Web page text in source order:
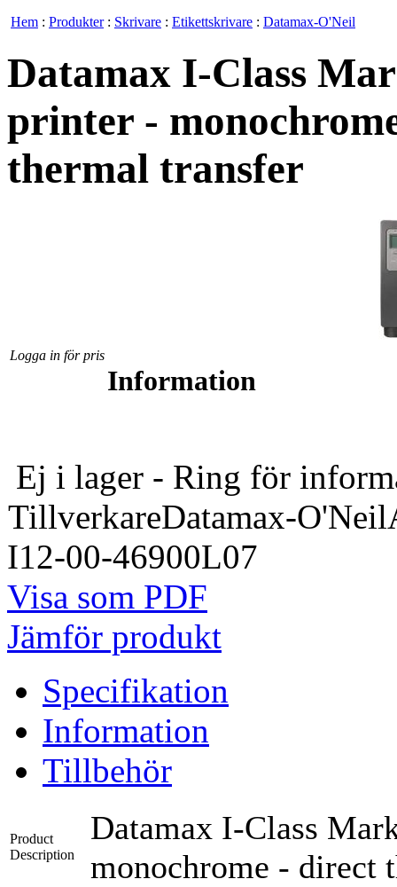
Hem : Produkter: Skrivare : Etikettskrivare : Datamax-O'Neil
Datamax I-Class
printer -
thermal transfer
Logga in för pris
Information
Ej i lager - Ring för
TillverkareDatamax-O'Neil
I12-00-46900L07
Visa som PDF
Jämför produkt
Specifikation
Information
Tillbehör
Product
Description
Datamax I-Class
monochrome - direct